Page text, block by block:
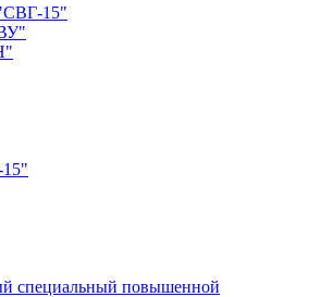
15"
специальный повышенной